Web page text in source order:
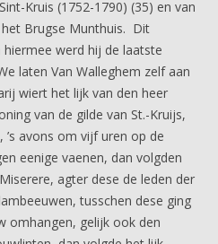
Kruis (1752-1790) (35) en van
Brugse Munthuis. Dit
werd hij de laatste
laten Van Walleghem zelf aan
wiert het lijk van den heer
van de gilde van St.-Kruijs,
avons om vijf uren op de
eenige vaenen, dan volgden
agter dese de leden der
tusschen dese ging
omhangen, gelijk ook den